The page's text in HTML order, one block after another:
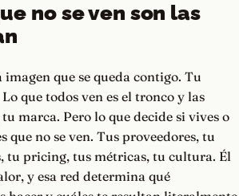
no se ven son las
que se queda contigo. Tu
que todos ven es el tronco y las
marca. Pero lo que decide si vives o
que no se ven. Tus proveedores, tu
tu pricing, tus métricas, tu cultura. Él
y esa red determina qué